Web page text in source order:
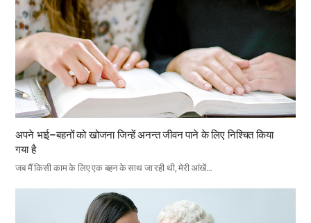
अपने भाई–बहनों को खोजना जिन्हें अनन्त जीवन पाने के लिए निश्चित किया
गया है
जब मैं किसी काम के लिए एक बहन के साथ जा रही थी, मेरी आंखें…